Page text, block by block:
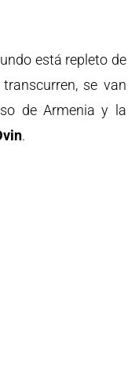
está repleto de
se van
de Armenia y la
.